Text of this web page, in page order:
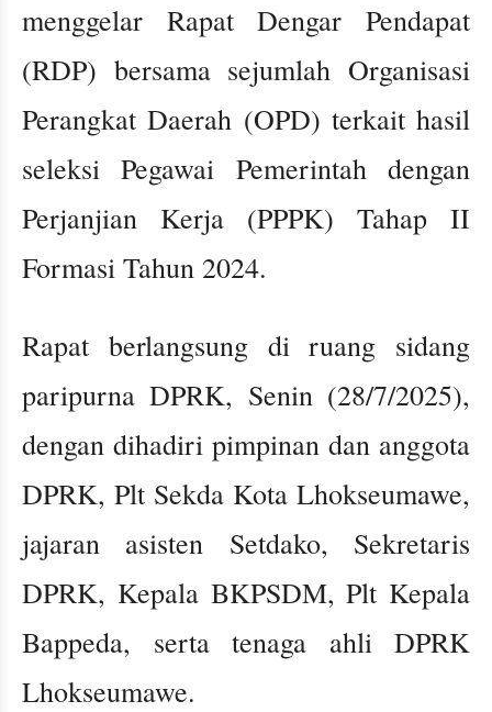
menggelar Rapat Dengar Pendapat
(RDP) bersama sejumlah Organisasi
Perangkat Daerah (OPD) terkait hasil
seleksi Pegawai Pemerintah dengan
Perjanjian Kerja (PPPK) Tahap II
Formasi Tahun 2024.
Rapat berlangsung di ruang sidang
paripurna DPRK, Senin (28/7/2025),
dengan dihadiri pimpinan dan anggota
DPRK, Plt Sekda Kota Lhokseumawe,
jajaran asisten Setdako, Sekretaris
DPRK, Kepala BKPSDM, Plt Kepala
Bappeda, serta tenaga ahli DPRK
Lhokseumawe.